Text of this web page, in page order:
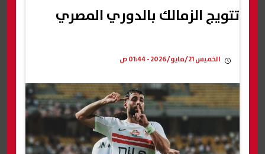
تتويج الزمالك بالدوري المصري
الخميس 21/مايو/2026 - 01:44 ص